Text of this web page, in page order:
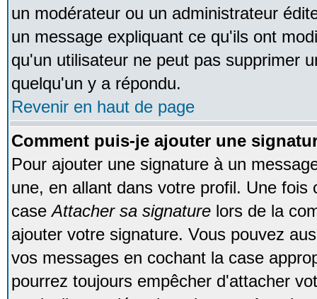
un modérateur ou un administrateur
un message expliquant ce qu'ils ont
qu'un utilisateur ne peut pas supprimer
quelqu'un y a répondu.
Revenir en haut de page
Comment puis-je ajouter une
Pour ajouter une signature à un
une, en allant dans votre profil. Une fois
caseAttacher sa signature lors de la
ajouter votre signature. Vous pouvez
vos messages en cochant la case
pourrez toujours empêcher d'attacher